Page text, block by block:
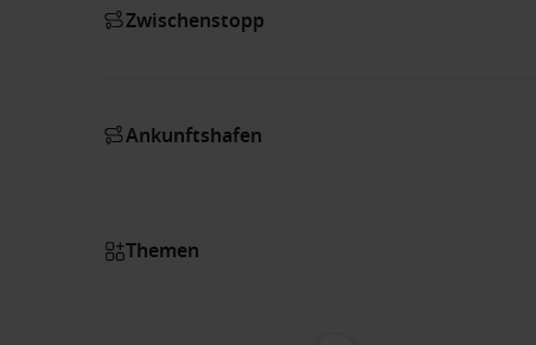
Zwischenstopp
Ankunftshafen
Themen